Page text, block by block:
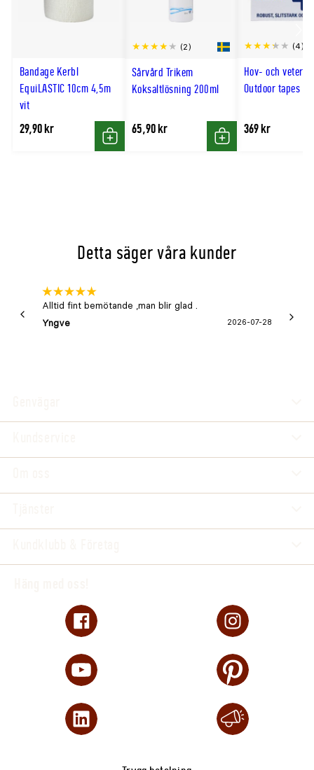
Bandage Kerbl
EquiLASTIC 10cm 4,5m
vit
29,90 kr
Köp
Sårvård Trikem
Koksaltlösning 200ml
(2)
65,90 kr
Köp
Hov- och
Outdoor tapes
(4)
369 kr
Detta säger våra kunder
Alltid fint bemötande ,man blir glad .
Yngve
2026-07-28